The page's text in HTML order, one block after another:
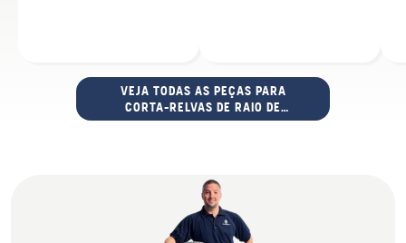
VEJA TODAS AS PEÇAS PARA
CORTA-RELVAS DE RAIO DE
VIRAGEM ZERO